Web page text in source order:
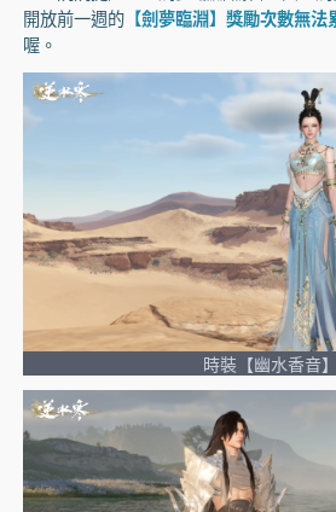
開放前一週的【劍夢臨淵】獎勵次數無法
喔。
時裝【幽水香音】